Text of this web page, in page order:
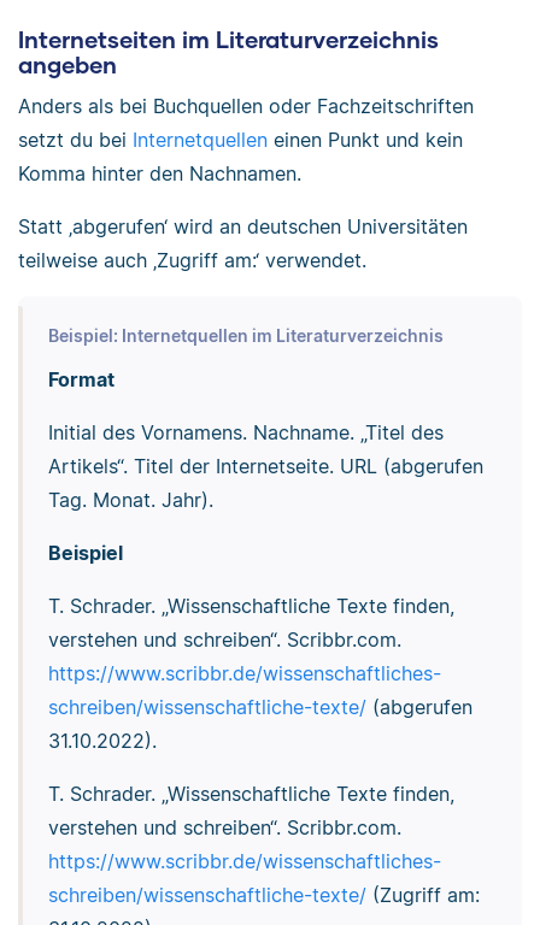
Internetseiten im Literaturverzeichnis
angeben
Anders als bei Buchquellen oder Fachzeitschriften
setzt du bei Internetquellen einen Punkt und kein
Komma hinter den Nachnamen.
Statt ‚abgerufen‘ wird an deutschen Universitäten
teilweise auch ‚Zugriff am:‘ verwendet.
Beispiel: Internetquellen im Literaturverzeichnis
Format
Initial des Vornamens. Nachname. „Titel des
Artikels“. Titel der Internetseite. URL (abgerufen
Tag. Monat. Jahr).
Beispiel
T. Schrader. „Wissenschaftliche Texte finden,
verstehen und schreiben“. Scribbr.com.
https://www.scribbr.de/wissenschaftliches-
schreiben/wissenschaftliche-texte/(abgerufen
31.10.2022).
T. Schrader. „Wissenschaftliche Texte finden,
verstehen und schreiben“. Scribbr.com.
https://www.scribbr.de/wissenschaftliches-
schreiben/wissenschaftliche-texte/(Zugriff am: